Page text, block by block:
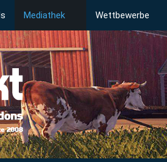
Mediathek Wettbewerbe